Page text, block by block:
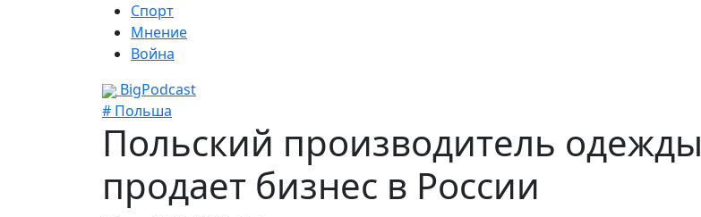
Спорт
Мнение
Война
BigPodcast
# Польша
Польский производитель одежды
продает бизнес в России